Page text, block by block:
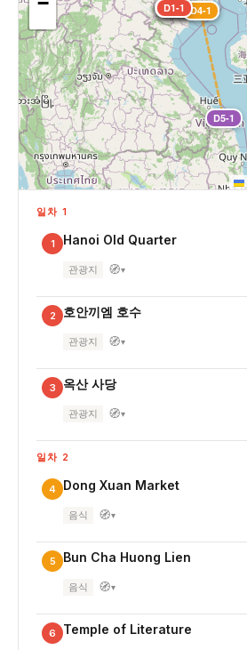
D1-1
D1-2
D1-3
D2-1
D2-2
D2-3 D3-1
D4-1
D5-1
일차 1
1 Hanoi Old Quarter
관광지 🧭▾
2 호안끼엠 호수
관광지 🧭▾
3 옥산 사당
관광지 🧭▾
일차 2
4 Dong Xuan Market
음식 🧭▾
5 Bun Cha Huong Lien
음식 🧭▾
6 Temple of Literature